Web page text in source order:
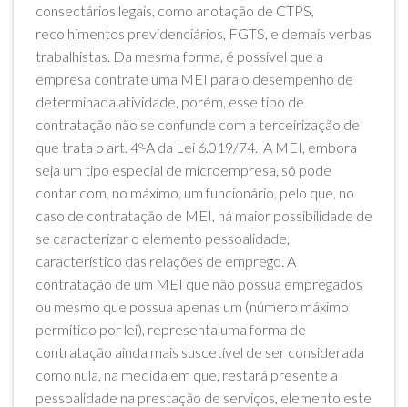
consectários legais, como anotação de CTPS,
recolhimentos previdenciários, FGTS, e demais verbas
trabalhistas. Da mesma forma, é possível que a
empresa contrate uma MEI para o desempenho de
determinada atividade, porém, esse tipo de
contratação não se confunde com a terceirização de
que trata o art. 4º-A da Lei 6.019/74. A MEI, embora
seja um tipo especial de microempresa, só pode
contar com, no máximo, um funcionário, pelo que, no
caso de contratação de MEI, há maior possibilidade de
se caracterizar o elemento pessoalidade,
característico das relações de emprego. A
contratação de um MEI que não possua empregados
ou mesmo que possua apenas um (número máximo
permitido por lei), representa uma forma de
contratação ainda mais suscetível de ser considerada
como nula, na medida em que, restará presente a
pessoalidade na prestação de serviços, elemento este